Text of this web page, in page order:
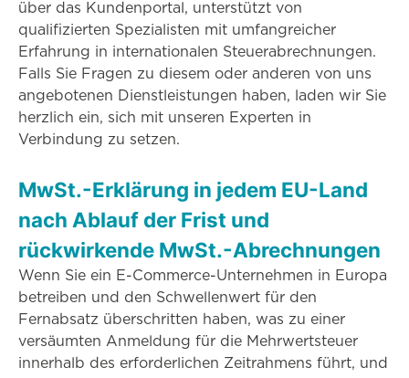
über das Kundenportal, unterstützt von
qualifizierten Spezialisten mit umfangreicher
Erfahrung in internationalen Steuerabrechnungen.
Falls Sie Fragen zu diesem oder anderen von uns
angebotenen Dienstleistungen haben, laden wir Sie
herzlich ein, sich mit unseren Experten in
Verbindung zu setzen.
MwSt.-Erklärung in jedem EU-Land
nach Ablauf der Frist und
rückwirkende MwSt.-Abrechnungen
Wenn Sie ein E-Commerce-Unternehmen in Europa
betreiben und den Schwellenwert für den
Fernabsatz überschritten haben, was zu einer
versäumten Anmeldung für die Mehrwertsteuer
innerhalb des erforderlichen Zeitrahmens führt, und